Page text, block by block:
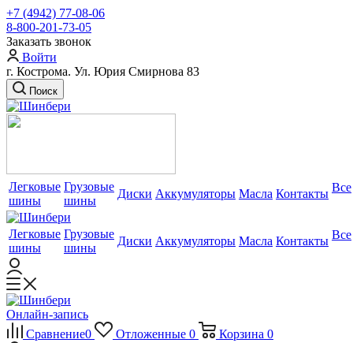
+7 (4942) 77-08-06
8-800-201-73-05
Заказать звонок
Войти
г. Кострома. Ул. Юрия Смирнова 83
Поиск
Легковые
шины
Грузовые
шины
Диски Аккумуляторы Масла Контакты Все
Легковые
шины
Грузовые
шины
Диски Аккумуляторы Масла Контакты Все
Онлайн-запись
Сравнение0 Отложенные 0 Корзина 0